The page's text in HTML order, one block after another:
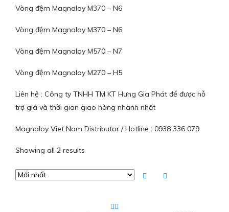
Vòng đệm Magnaloy M370 – N6
Vòng đệm Magnaloy M370 – N6
Vòng đệm Magnaloy M570 – N7
Vòng đệm Magnaloy M270 – H5
Liên hệ : Công ty TNHH TM KT Hưng Gia Phát để được hỗ
trợ giá và thời gian giao hàng nhanh nhất
Magnaloy Viet Nam Distributor / Hotline : 0938 336 079
Showing all 2 results